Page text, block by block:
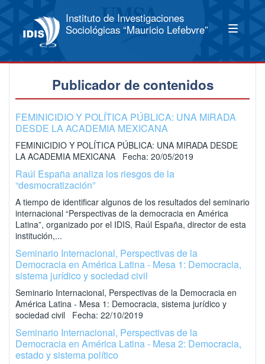
Instituto de Investigaciones
Sociológicas “Mauricio Lefebvre”
Publicador de contenidos
FEMINICIDIO Y POLÍTICA PÚBLICA: UNA MIRADA
DESDE LA ACADEMIA MEXICANA
FEMINICIDIO Y POLÍTICA PÚBLICA: UNA MIRADA DESDE
LA ACADEMIA MEXICANA Fecha: 20/05/2019
Raúl España analiza los riesgos de la
“desmocratización”
A tiempo de identificar algunos de los resultados del seminario
internacional “Perspectivas de la democracia en América
Latina”, organizado por el IDIS, Raúl España, director de esta
institución,...
Seminario Internacional, Perspectivas de la
Democracia en América Latina - Mesa 1: Democracia,
sistema jurídico y sociedad civil
Seminario Internacional, Perspectivas de la Democracia en
América Latina - Mesa 1: Democracia, sistema jurídico y
sociedad civil Fecha: 22/10/2019
Seminario Internacional, Perspectivas de la
Democracia en América Latina - Mesa 2: Democracia,
estado y sistema político